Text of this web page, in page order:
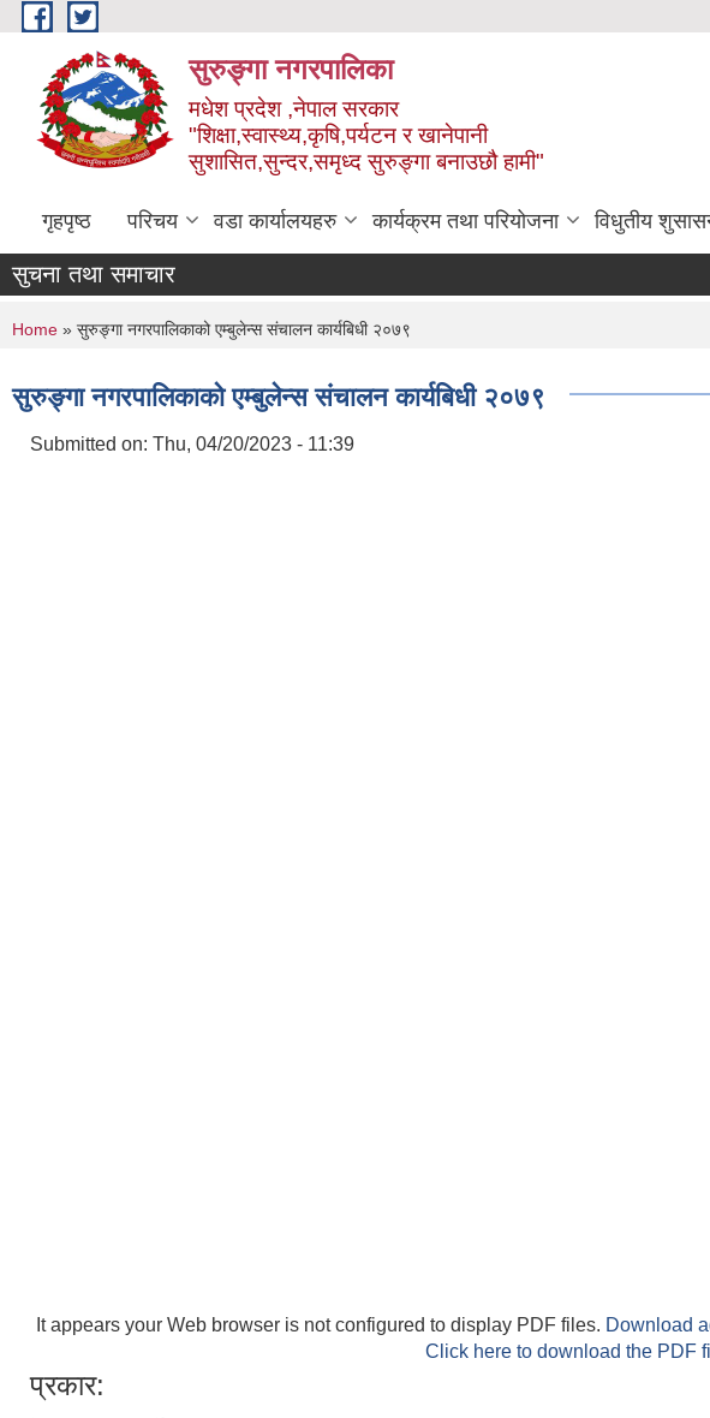
Skip to main content
सुरुङ्‍गा नगरपालिका
मधेश प्रदेश ,नेपाल सरकार
"शिक्षा,स्वास्थ्य,कृषि,पर्यटन र खानेपानी
सुशासित,सुन्दर,समृध्द सुरुङ्गा बनाउछौ हामी"
गृहपृष्ठ परिचय वडा कार्यालयहरु कार्यक्रम तथा परियोजना विधुतीय
सुचना तथा समाचार
You are here
Home » सुरुङ्गा नगरपालिकाको एम्बुलेन्स संचालन कार्यबिधी २०७९
सुरुङ्गा नगरपालिकाको एम्बुलेन्स संचालन कार्यबिधी २०७९
Submitted on: Thu, 04/20/2023 - 11:39
It appears your Web browser is not configured to display PDF files. Download
Click here to download the PDF
प्रकार: